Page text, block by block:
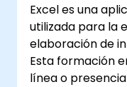
Excel es una
utilizada para la
elaboración de
Esta formación
línea o